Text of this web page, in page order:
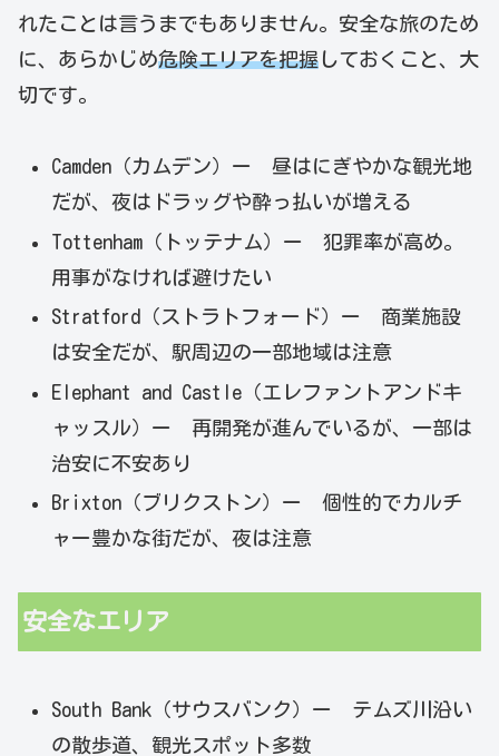
れたことは言うまでもありません。安全な旅のため
に、あらかじめ危険エリアを把握 しておくこと、大
切です。
Camden（カムデン）ー 昼はにぎやかな観光地
だが、夜はドラッグや酔っ払いが増える
Tottenham（トッテナム）ー 犯罪率が高め。
用事がなければ避けたい
Stratford（ストラトフォード）ー 商業施設
は安全だが、駅周辺の一部地域は注意
Elephant and Castle（エレファントアンドキ
ャッスル）ー 再開発が進んでいるが、一部は
治安に不安あり
Brixton（ブリクストン）ー 個性的でカルチ
ャー豊かな街だが、夜は注意
安全なエリア
South Bank（サウスバンク）ー テムズ川沿い
の散歩道、観光スポット多数